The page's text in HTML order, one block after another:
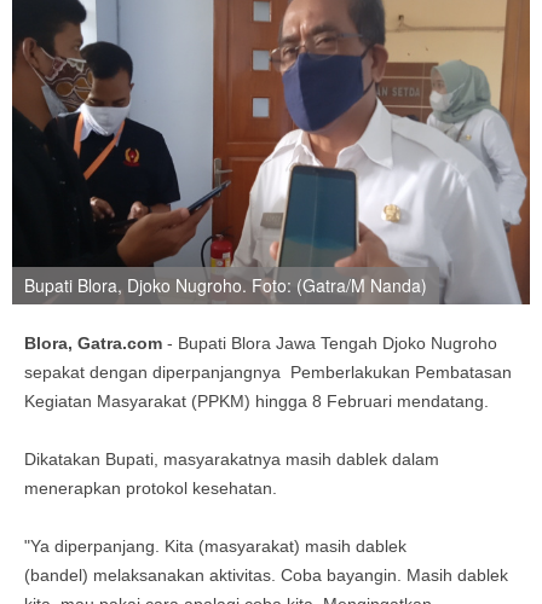
Bupati Blora, Djoko Nugroho. Foto: (Gatra/M Nanda)
Blora, Gatra.com - Bupati Blora Jawa Tengah Djoko Nugroho
sepakat dengan diperpanjangnya Pemberlakukan Pembatasan
Kegiatan Masyarakat (PPKM) hingga 8 Februari mendatang.
Dikatakan Bupati, masyarakatnya masih dablek dalam
menerapkan protokol kesehatan.
"Ya diperpanjang. Kita (masyarakat) masih dablek
(bandel) melaksanakan aktivitas. Coba bayangin. Masih dablek